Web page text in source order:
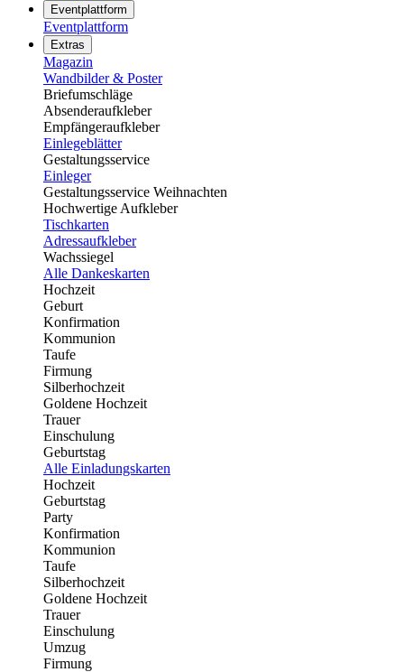
Eventplattform
Eventplattform
Extras
Magazin
Wandbilder & Poster
Briefumschläge
Absenderaufkleber
Empfängeraufkleber
Einlegeblätter
Gestaltungsservice
Einleger
Gestaltungsservice Weihnachten
Hochwertige Aufkleber
Tischkarten
Adressaufkleber
Wachssiegel
Alle Dankeskarten
Hochzeit
Geburt
Konfirmation
Kommunion
Taufe
Firmung
Silberhochzeit
Goldene Hochzeit
Trauer
Einschulung
Geburtstag
Alle Einladungskarten
Hochzeit
Geburtstag
Party
Konfirmation
Kommunion
Taufe
Silberhochzeit
Goldene Hochzeit
Trauer
Einschulung
Umzug
Firmung